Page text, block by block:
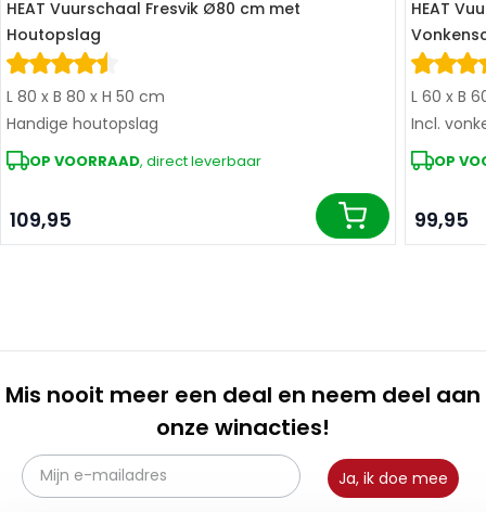
HEAT Vuurschaal Fresvik Ø80 cm met
Houtopslag
L 80 x B 80 x H 50 cm
Handige houtopslag
OP VOORRAAD, direct leverbaar
109,95
In winkelwagen
HEAT
L 60 x B
Incl.
OP
99,95
Mis nooit meer een deal en neem deel aan
onze winacties!
Ja, ik doe mee